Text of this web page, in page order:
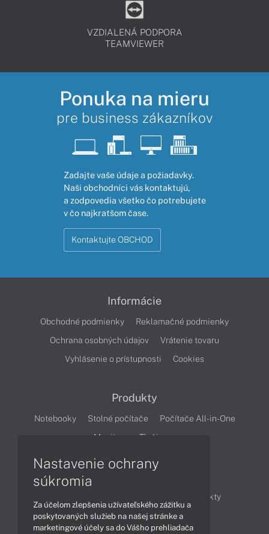
VZDIALENÁ PODPORA
TEAMVIEWER
Ponuka na mieru
pre business zákazníkov
Zadajte vaše údaje a požiadavky.
Naši obchodníci vás kontaktujú,
a zodpovedia všetko čo potrebujete
v čo najkratšom čase.
Kontaktujte OBCHOD
Informácie
Obchodné podmienky
Reklamačné podmienky
Ochrana osobných údajov
Vrátenie tovaru
Vyhlásenie o prístupnosti
Cookies
Produkty
Notebooky Stolné počítače
Počítače All-in-One
Monitory
Tlačiarne
Produkty
Technológie
Videá
Nastavenie ochrany
súkromia
Za účelom zlepšenia užívateľského zážitku a
poskytovaných služieb na našej stránke a
marketingové účely sa do Vášho prehliadača